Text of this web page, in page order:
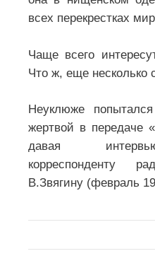
всех перекрестках
Чаще всего
Что ж, еще несколько
Неуклюже
жертвой в передаче
давая
корреспонденту
В.Звягину (февраль